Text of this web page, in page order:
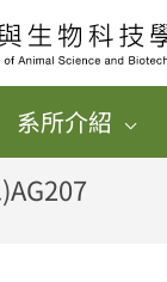
系所介紹